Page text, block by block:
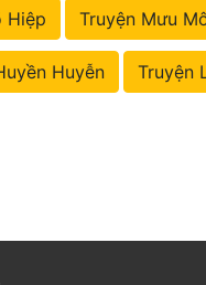
Hiệp Truyện Mưu
Huyễn Truyện